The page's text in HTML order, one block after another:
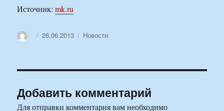
Источник:mk.ru
АвторОпубликовано
26.06.2013 Рубрики
Новости
Добавить комментарий
Для отправки комментария вам необходимо